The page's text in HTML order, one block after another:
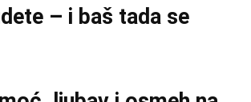
– i baš tada se